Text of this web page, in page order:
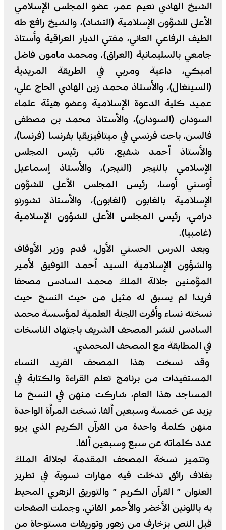
الشيخ الهادي نعيم عمر، عضو المجلس الإسلامي
الأعلى للشؤون الإسلامية (التشاد)، والشيخ رافع طه
الطيف الرفاعي العاني، مفتي الديار العراقية وأستاذ
جامعي بالسليمانية (العراق)، ومحمد مامون فاضل
امبكي، داعية ومربي في الطريقة المريدية
(السينغال)، والأستاذ محمد زين الهادي الحاج علي،
عميد كلية الدعوة الإسلامية وعضو هيئة علماء
السودان (السودان)، والأستاذ محمد بن مصطفى
فالسن، باحث فرنسي في ميتافيزيقيا بفرنسا (فرنسا)،
والأستاذ أحمد شفيع، نائب رئيس المجلس
الإسلامي بالنيجر (النيجر)، والأستاذ إسماعيل
أوسني أوسا، رئيس المجلس الأعلى للشؤون
الإسلامية بالغابون (الغابون)، والأستاذ تشورنو
درامي، رئيس المجلس الأعلى للشؤون الإسلامية
(غامبيا).
وبعد الدرس الحسني الأول، قدم وزير الأوقاف
والشؤون الإسلامية السيد أحمد التوفيق لأمير
المؤمنين جلالة الملك محمد السادس مصحفا
فريدا لم يسبق له مثيل من حيث النسخ حيث
نسخته نساء وأقرت اللجنة العلمية لمؤسسة محمد
السادس لنشر المصحف الشريف باجتهاد الناسخات
في المطابقة مع المصحف المحمدي.
وقد نسخت هذا المصحف الفريد النساء
المستفيدات من برنامج تعلم القراءة والكتابة في
المساجد هذا العام، شاركت منهن في النسخ ما
يزيد عن خمسة وسبعين ألفا، نسخت المرأة الواحدة
منهن كلمة واحدة من القرآن الكريم الذي يربو
عدد كلماته عن سبع وسبعين ألفا.
وتتميز نسخة المصحف المقدمة لجلالة الملك
بغلاف رائق تدخلت فيه مهارات نسوية في تطريز
العنوان ” القرآن الكريم ” والتوريق الزهري المحيط
به باللونين الأخضر والأحمر القاني، وجملت الصفحات
قبل النص بزخارف من زهور وتوريقات مستوحاة من